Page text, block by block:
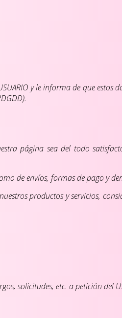
y le informa de que
página sea del todo
de envíos, formas de pago y
productos y servicios,
solicitudes, etc. a petición del